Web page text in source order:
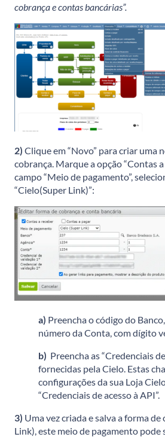
cobrança e contas bancárias”.
2) Clique em “Novo” para criar uma
cobrança. Marque a opção “Contas
campo “Meio de pagamento”,
“Cielo(Super Link)”:
a) Preencha o código do
número da Conta, com dígito
b) Preencha as “Credenciais
fornecidas pela Cielo. Estas
configurações da sua Loja
“Credenciais de acesso à API”.
3) Uma vez criada e salva a forma
Link), este meio de pagamento pode